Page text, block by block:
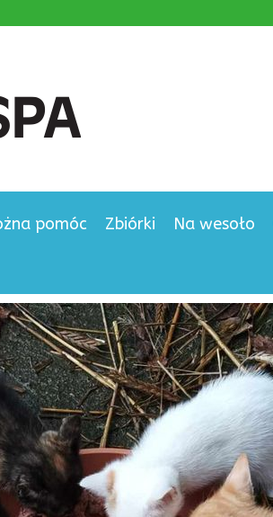
pomóc Zbiórki Na wesoło